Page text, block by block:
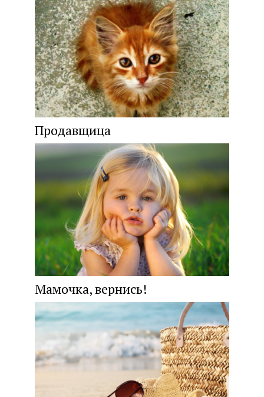
Продавщица
Мамочка, вернись!